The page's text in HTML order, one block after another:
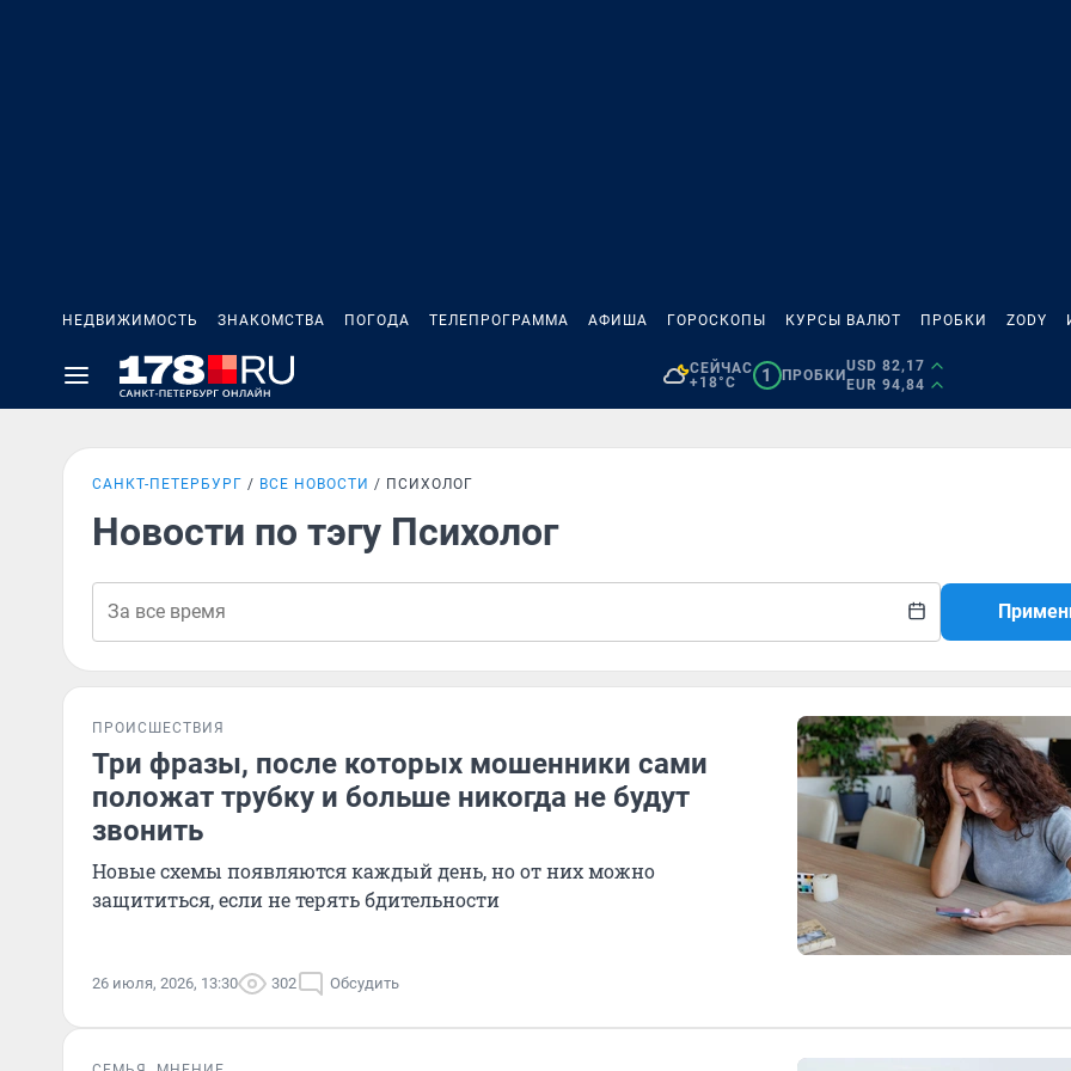
НЕДВИЖИМОСТЬ ЗНАКОМСТВА ПОГОДА ТЕЛЕПРОГРАММА АФИША ГОРОСКОПЫ КУРСЫ ВАЛЮТ ПРОБКИ ZODY
СЕЙЧАС
+18°C
1 ПРОБКИ
USD 82,17
EUR 94,84
САНКТ-ПЕТЕРБУРГ ВСЕ НОВОСТИ ПСИХОЛОГ
Новости по тэгу Психолог
ПРОИСШЕСТВИЯ
Три фразы, после которых мошенники сами
положат трубку и больше никогда не будут
звонить
Новые схемы появляются каждый день, но от них можно
защититься, если не терять бдительности
26 июля, 2026, 13:30 302 Обсудить